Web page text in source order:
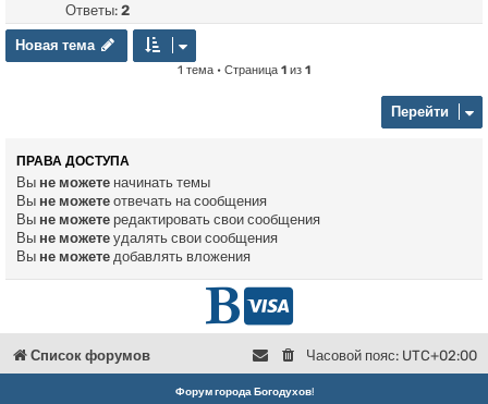
Ответы: 2
Новая тема
Новая тема
1 тема • Страница 1 из 1
Перейти
ПРАВА ДОСТУПА
Вы не можете начинать темы
Вы не можете отвечать на сообщения
Вы не можете редактировать свои сообщения
Вы не можете удалять свои сообщения
Вы не можете добавлять вложения
Г
в
D
o
n
Список форумов Часовой пояс: UTC+02:00
Форум города Богодухов!